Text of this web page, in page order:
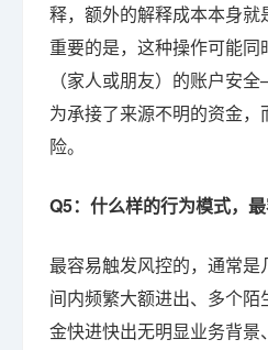
释，额外的解释成本本身
重要的是，这种操作可能
（家人或朋友）的账户安
为承接了来源不明的资金
险。
Q5：什么样的行为模式，
最容易触发风控的，通常
间内频繁大额进出、多个
金快进快出无明显业务背